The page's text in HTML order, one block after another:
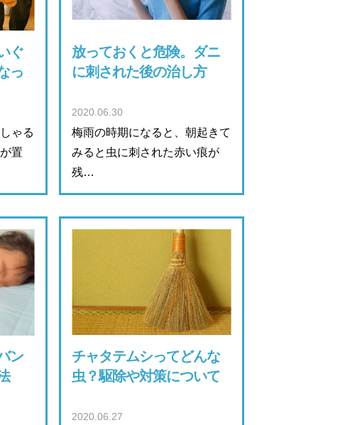
ぐ
っ
ゃる
置
放っておくと危険。ダニ
に刺された後の治し方
2020.06.30
梅雨の時期になると、朝起きて
みると虫に刺された赤い痕が
残…
ン
チャタテムシってどんな
虫？駆除や対策について
2020.06.27